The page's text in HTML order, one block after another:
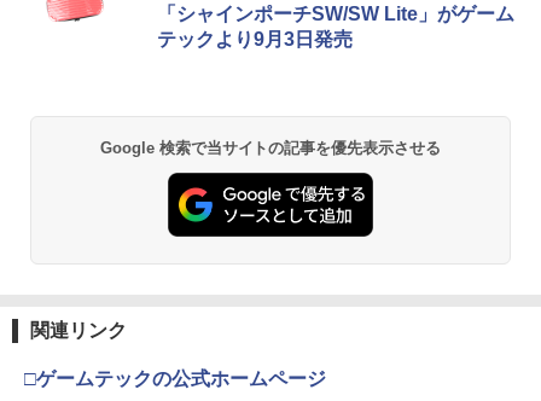
「シャインポーチSW/SW Lite」がゲーム
テックより9月3日発売
Google 検索で当サイトの記事を優先表示させる
関連リンク
□ゲームテックの公式ホームページ